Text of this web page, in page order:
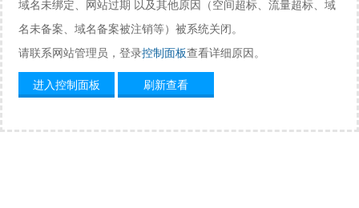
域名未绑定、网站过期 以及其他原因（空间超标、流量超标、域
名未备案、域名备案被注销等）被系统关闭。
请联系网站管理员，登录控制面板查看详细原因。
进入控制面板
刷新查看